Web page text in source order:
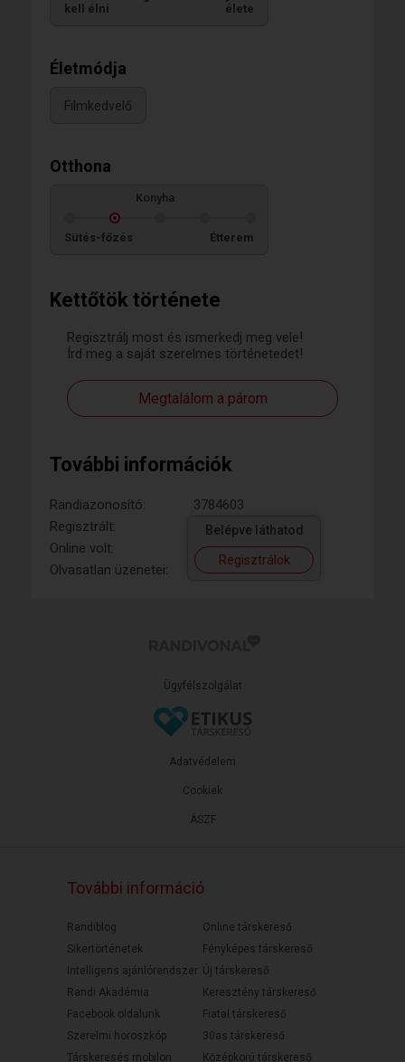
Kettőtök története
Regisztrálj most és ismerkedj meg vele!
Írd meg a saját szerelmes történetedet!
Megtalálom a párom
További információk
Randiazonosító:
3784603
Regisztrált:
Online volt:
Olvasatlan üzenetei:
Belépve láthatod
Regisztrálok
kell élni
élete
Életmódja
Filmkedvelő
Otthona
Konyha
Sütés-főzés Étterem
Ügyfélszolgálat
ÁSZF
Adatvédelem
Cookiek
További információ
Randiblog
Sikertörténetek
Intelligens ajánlórendszer
Randi Akadémia
Facebook oldalunk
Szerelmi horoszkóp
Társkeresés mobilon
Online társkereső
Fényképes társkereső
Új társkereső
Keresztény társkereső
Fiatal társkereső
30as társkereső
Középkorú társkereső